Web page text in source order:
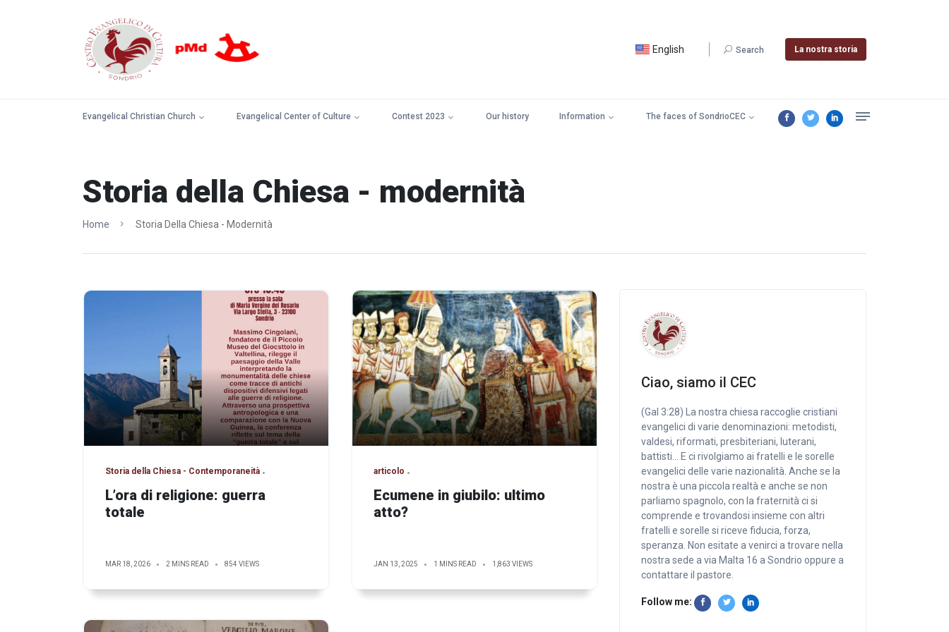
English Search La nostra storia
Evangelical Christian Church Evangelical Center of Culture Contest 2023 Our history Information The faces of SondrioCEC
Storia della Chiesa - modernità
Home Storia Della Chiesa - Modernità
Storia della Chiesa - Contemporaneità
L’ora di religione: guerra
totale
MAR 18, 2026 2 MINS READ 854 VIEWS
articolo
Ecumene in giubilo: ultimo
atto?
JAN 13, 2025 1 MINS READ 1,863 VIEWS
Ciao, siamo il CEC
(Gal 3:28) La nostra chiesa raccoglie cristiani
evangelici di varie denominazioni: metodisti,
valdesi, riformati, presbiteriani, luterani,
battisti… E ci rivolgiamo ai fratelli e le sorelle
evangelici delle varie nazionalità. Anche se la
nostra è una piccola realtà e anche se non
parliamo spagnolo, con la fraternità ci si
comprende e trovandosi insieme con altri
fratelli e sorelle si riceve fiducia, forza,
speranza. Non esitate a venirci a trovare nella
nostra sede a via Malta 16 a Sondrio oppure a
contattare il pastore.
Follow me: